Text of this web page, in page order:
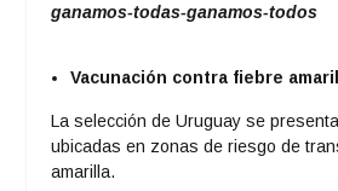
ganamos-todas-ganamos-todos
Vacunación contra fiebre
La selección de Uruguay se
ubicadas en zonas de riesgo de
amarilla.